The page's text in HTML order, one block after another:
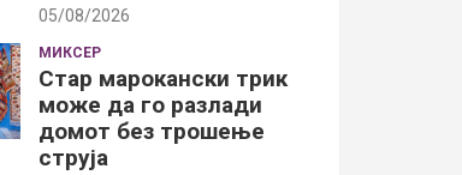
05/08/2026
МИКСЕР
Стар марокански трик
може да го разлади
домот без трошење
струја